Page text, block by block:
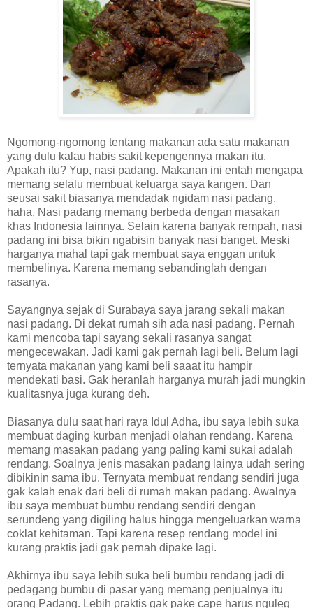
Ngomong-ngomong tentang makanan ada satu makanan
yang dulu kalau habis sakit kepengennya makan itu.
Apakah itu? Yup, nasi padang. Makanan ini entah mengapa
memang selalu membuat keluarga saya kangen. Dan
seusai sakit biasanya mendadak ngidam nasi padang,
haha. Nasi padang memang berbeda dengan masakan
khas Indonesia lainnya. Selain karena banyak rempah, nasi
padang ini bisa bikin ngabisin banyak nasi banget. Meski
harganya mahal tapi gak membuat saya enggan untuk
membelinya. Karena memang sebandinglah dengan
rasanya.
Sayangnya sejak di Surabaya saya jarang sekali makan
nasi padang. Di dekat rumah sih ada nasi padang. Pernah
kami mencoba tapi sayang sekali rasanya sangat
mengecewakan. Jadi kami gak pernah lagi beli. Belum lagi
ternyata makanan yang kami beli saaat itu hampir
mendekati basi. Gak heranlah harganya murah jadi mungkin
kualitasnya juga kurang deh.
Biasanya dulu saat hari raya Idul Adha, ibu saya lebih suka
membuat daging kurban menjadi olahan rendang. Karena
memang masakan padang yang paling kami sukai adalah
rendang. Soalnya jenis masakan padang lainya udah sering
dibikinin sama ibu. Ternyata membuat rendang sendiri juga
gak kalah enak dari beli di rumah makan padang. Awalnya
ibu saya membuat bumbu rendang sendiri dengan
serundeng yang digiling halus hingga mengeluarkan warna
coklat kehitaman. Tapi karena resep rendang model ini
kurang praktis jadi gak pernah dipake lagi.
Akhirnya ibu saya lebih suka beli bumbu rendang jadi di
pedagang bumbu di pasar yang memang penjualnya itu
orang Padang. Lebih praktis gak pake cape harus nguleg